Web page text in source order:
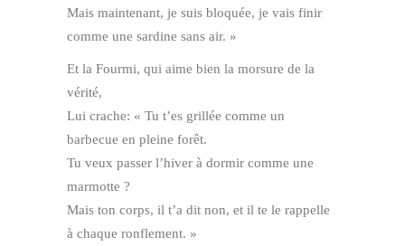
Mais maintenant, je suis bloquée, je vais finir
comme une sardine sans air. »
Et la Fourmi, qui aime bien la morsure de la
vérité,
Lui crache: « Tu t’es grillée comme un
barbecue en pleine forêt.
Tu veux passer l’hiver à dormir comme une
marmotte ?
Mais ton corps, il t’a dit non, et il te le rappelle
à chaque ronflement. »